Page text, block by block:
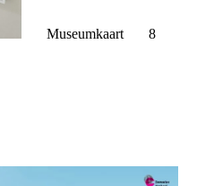
Museumkaart 8